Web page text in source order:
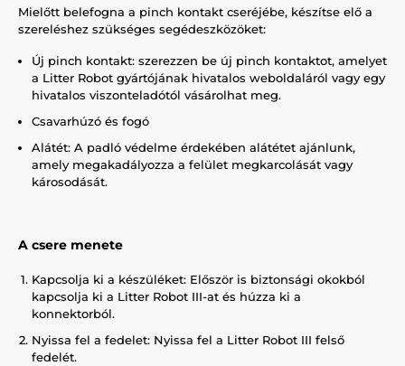
Mielőtt belefogna a pinch kontakt cseréjébe, készítse elő a
szereléshez szükséges segédeszközöket:
Új pinch kontakt: szerezzen be új pinch kontaktot, amelyet
a Litter Robot gyártójának hivatalos weboldaláról vagy egy
hivatalos viszonteladótól vásárolhat meg.
Csavarhúzó és fogó
Alátét: A padló védelme érdekében alátétet ajánlunk,
amely megakadályozza a felület megkarcolását vagy
károsodását.
A csere menete
Kapcsolja ki a készüléket: Először is biztonsági okokból
kapcsolja ki a Litter Robot III-at és húzza ki a
konnektorból.
Nyissa fel a fedelet: Nyissa fel a Litter Robot III felső
fedelét.